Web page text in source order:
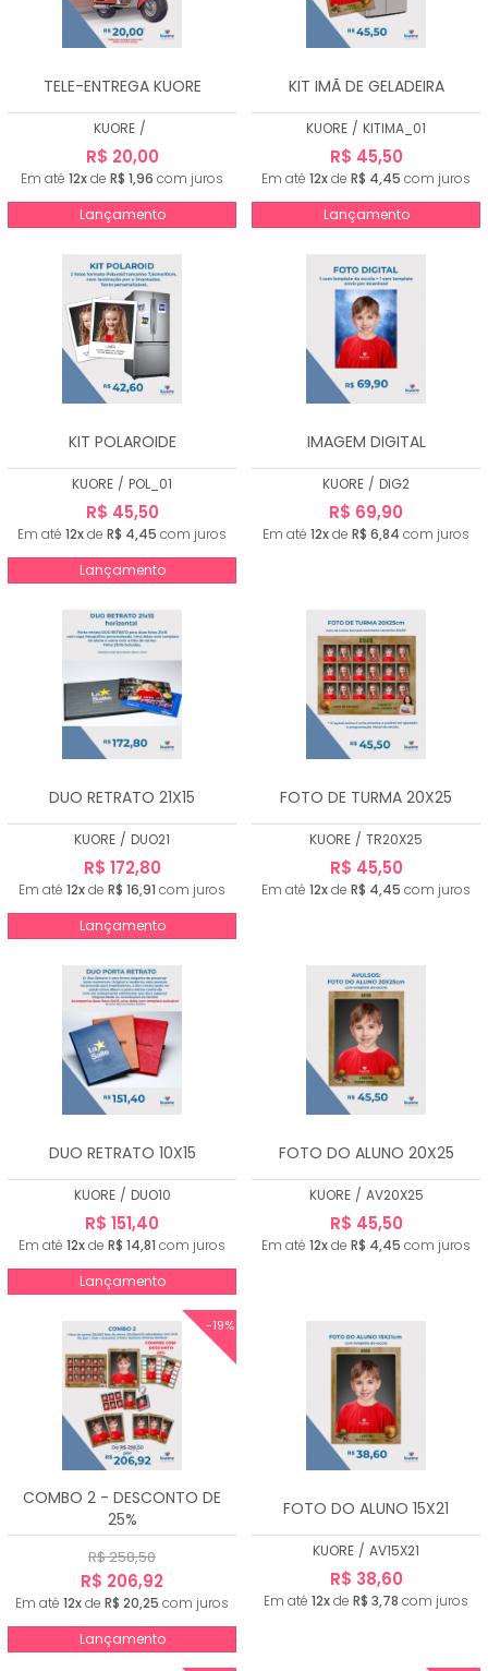
TELE-ENTREGA KUORE
KUORE /
R$ 20,00
Em até 12xde R$ 1,96 com juros
Lançamento
KIT IMÃ DE GELADEIRA
KUORE / KITIMA_01
R$ 45,50
Em até 12xde R$ 4,45 com juros
Lançamento
KIT POLAROIDE
KUORE / POL_01
R$ 45,50
Em até 12xde R$ 4,45 com juros
Lançamento
IMAGEM DIGITAL
KUORE / DIG2
R$ 69,90
Em até 12xde R$ 6,84 com juros
DUO RETRATO 21X15
KUORE / DUO21
R$ 172,80
Em até 12xde R$ 16,91 com juros
Lançamento
FOTO DE TURMA 20X25
KUORE / TR20X25
R$ 45,50
Em até 12xde R$ 4,45 com juros
DUO RETRATO 10X15
KUORE / DUO10
R$ 151,40
Em até 12xde R$ 14,81 com juros
Lançamento
FOTO DO ALUNO 20X25
KUORE / AV20X25
R$ 45,50
Em até 12xde R$ 4,45 com juros
-19%
COMBO 2 - DESCONTO DE
25%
R$ 258,50
R$ 206,92
Em até 12xde R$ 20,25 com juros
Lançamento
FOTO DO ALUNO 15X21
KUORE / AV15X21
R$ 38,60
Em até 12xde R$ 3,78 com juros